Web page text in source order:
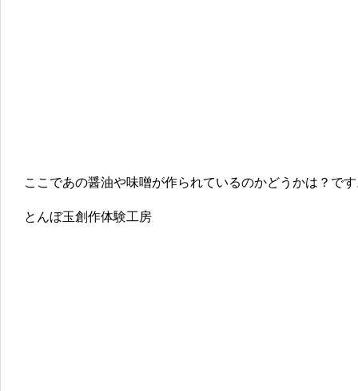
ここであの醤油や味噌が作られているのかどうかは？で
とんぼ玉創作体験工房